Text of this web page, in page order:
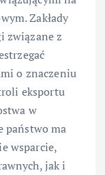
Zakłady
związane z
o znaczeniu
eksportu
w
państwo ma
wsparcie,
jak i